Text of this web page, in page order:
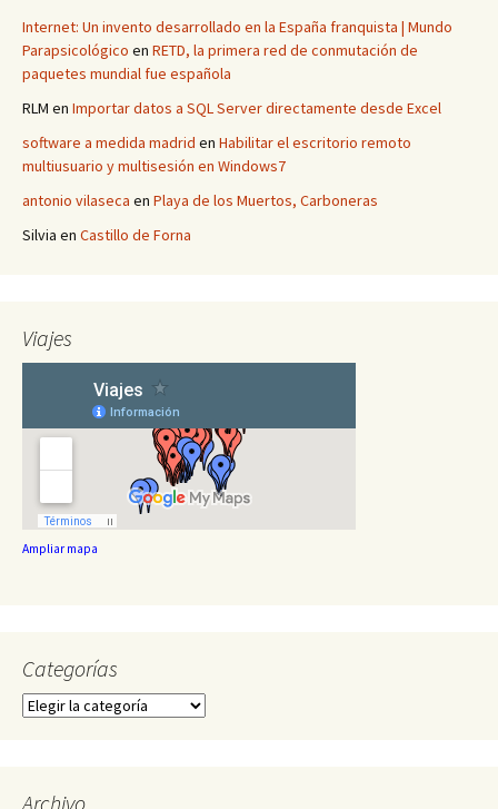
Internet: Un invento desarrollado en la España franquista | Mundo
Parapsicológico en RETD, la primera red de conmutación de
paquetes mundial fue española
RLM en Importar datos a SQL Server directamente desde Excel
software a medida madrid en Habilitar el escritorio remoto
multiusuario y multisesión en Windows7
antonio vilaseca en Playa de los Muertos, Carboneras
Silvia en Castillo de Forna
Viajes
Ampliar mapa
Categorías
Categorías
Archivo